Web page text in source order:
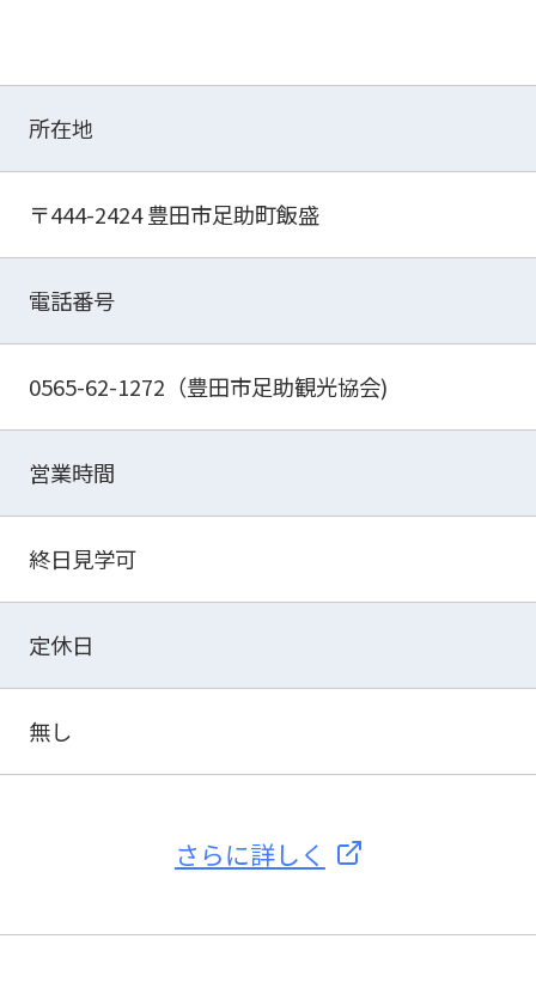
所在地
〒444-2424 豊田市足助町飯盛
電話番号
0565-62-1272（豊田市足助観光協会)
営業時間
終日見学可
定休日
無し
さらに詳しく